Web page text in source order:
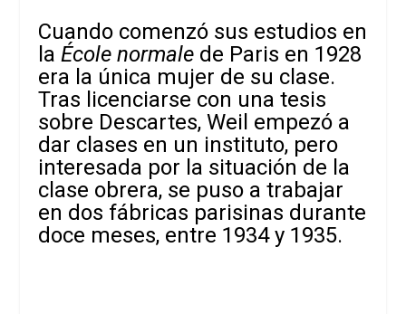
Cuando comenzó sus estudios en
laÉcole normale de Paris en 1928
era la única mujer de su clase.
Tras licenciarse con una tesis
sobre Descartes, Weil empezó a
dar clases en un instituto, pero
interesada por la situación de la
clase obrera, se puso a trabajar
en dos fábricas parisinas durante
doce meses, entre 1934 y 1935.